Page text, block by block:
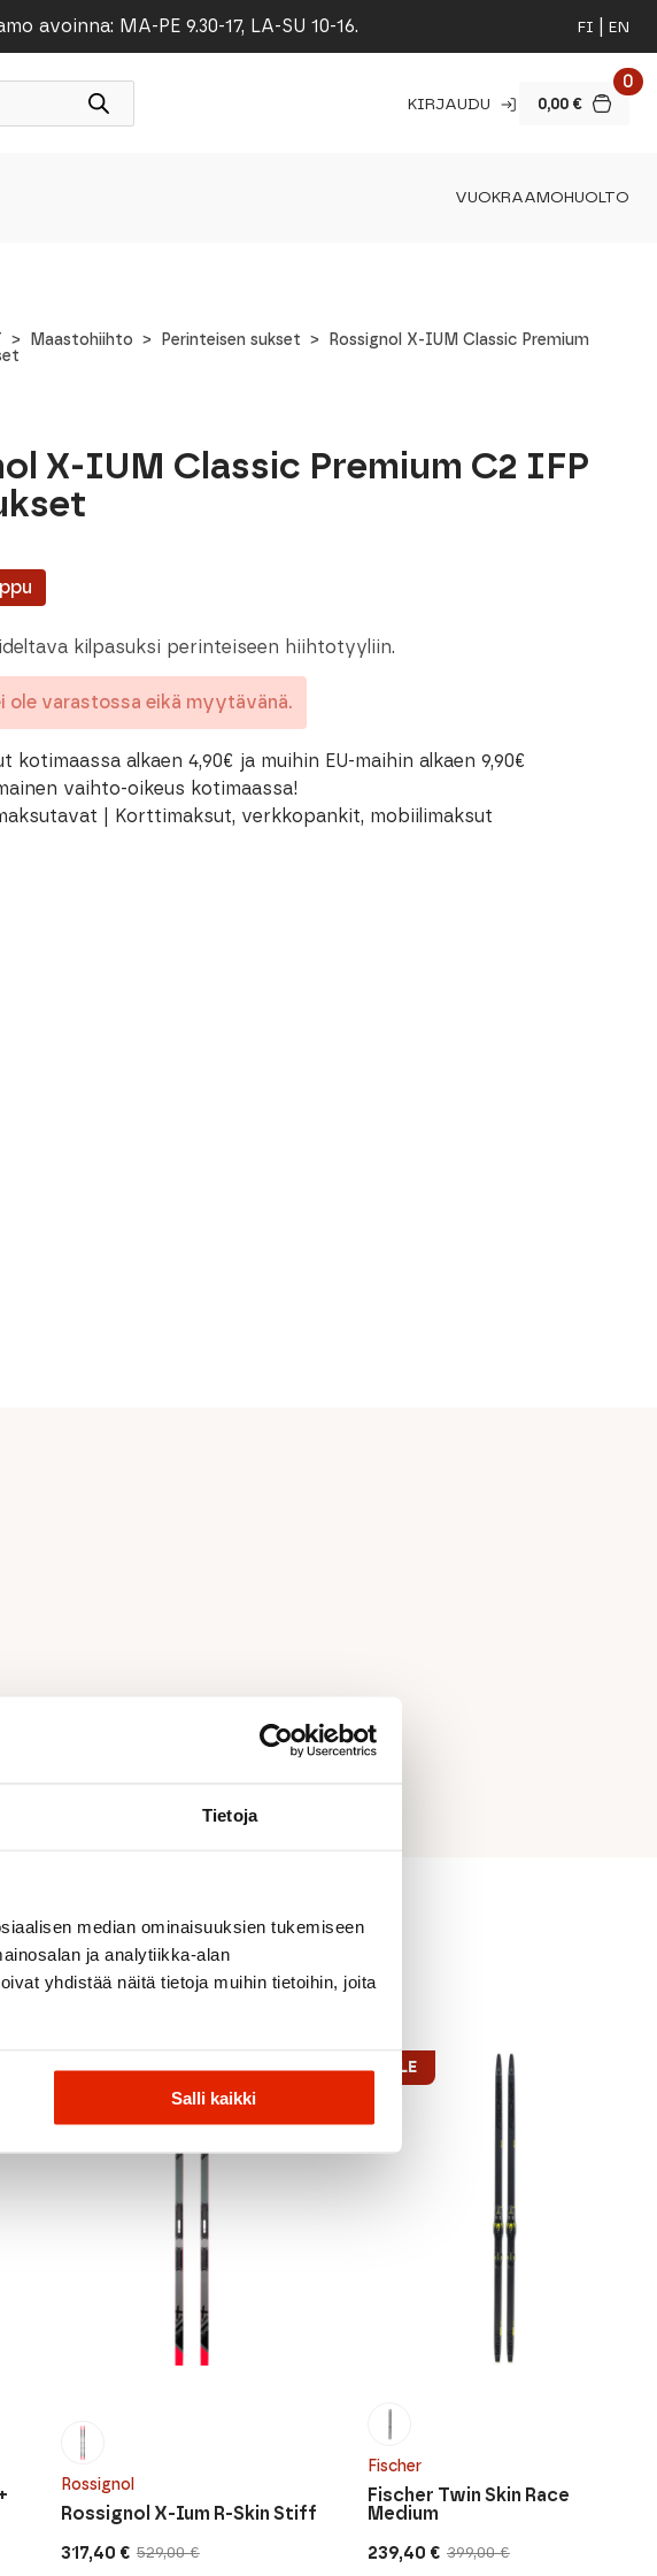
Tietoja
median ominaisuuksien tukemiseen
ja analytiikka-alan
yhdistää näitä tietoja muihin tietoihin, joita
Salli kaikki
avoinna: MA-PE 9.30-17, LA-SU 10-16. FI EN
KIRJAUDU 0,00 €
0
VUOKRAAMOHUOLTO
Maastohiihto Perinteisen sukset
Rossignol X-IUM Classic Premium
X-IUM Classic Premium C2 IFP
kilpasuksi perinteiseen hiihtotyyliin.
ole varastossa eikä myytävänä.
kotimaassa alkaen 4,90€ ja muihin EU-maihin alkaen 9,90€
vaihto-oikeus kotimaassa!
| Korttimaksut, verkkopankit, mobiilimaksut
Rossignol
ALE
529,00€
Alkuperäinen
317,40 €
Nykyinen
Rossignol X-Ium R-Skin Stiff
Fischer
ALE
399,00€
Alkuperäinen
239,40 €
Nykyinen
Fischer Twin Skin Race
Medium